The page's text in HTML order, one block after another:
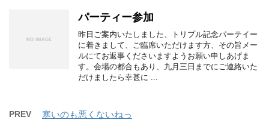
パーティー参加
昨日ご案内いたしました、トリプル記念パーテイー
に着きまして、ご臨席いただけます方、その旨メー
ルにてお返事くださいますようお願い申しあげま
す。会場の都合もあり、九月三日までにご連絡いた
だけましたら幸甚に ...
PREV 寒いのも悪くないねっ